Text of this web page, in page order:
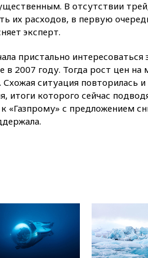
В отсутствии
их расходов, в первую
эксперт.
пристально
2007 году. Тогда рост цен на
ситуация повторилась и
итоги которого сейчас
«Газпрому» с предложением